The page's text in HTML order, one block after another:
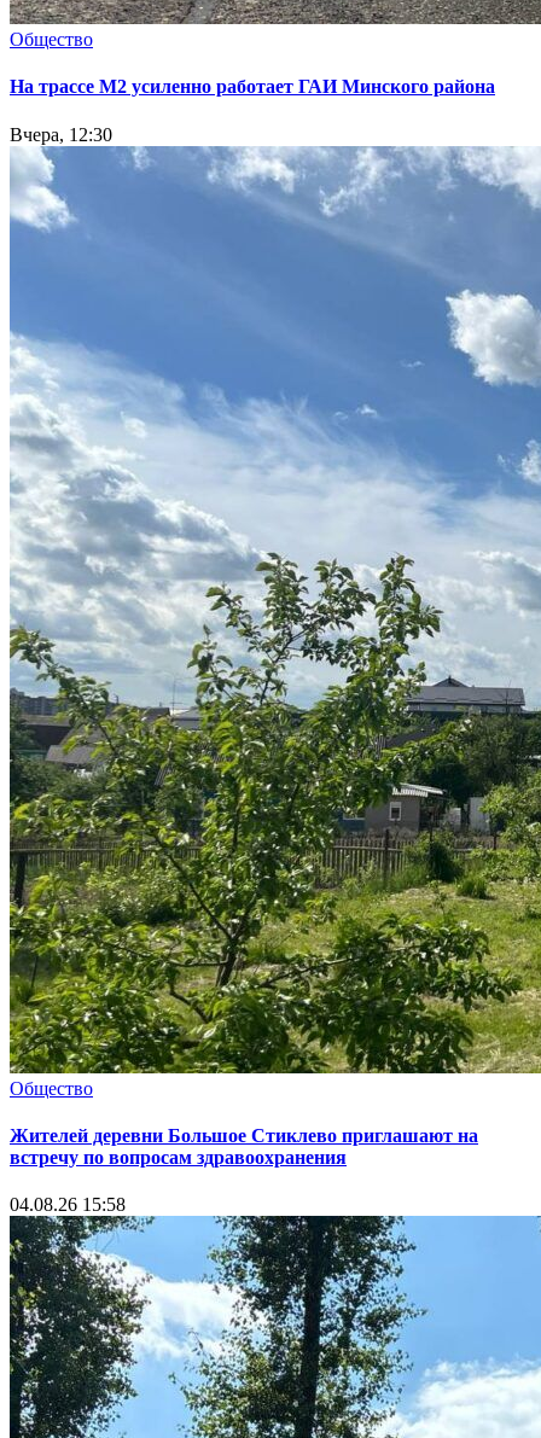
Общество
На трассе М2 усиленно работает ГАИ Минского района
Вчера, 12:30
Общество
Жителей деревни Большое Стиклево приглашают на
встречу по вопросам здравоохранения
04.08.26 15:58